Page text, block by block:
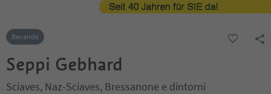
Bevande
Seppi Gebhard
Sciaves, Naz-Sciaves, Bressanone e dintorni